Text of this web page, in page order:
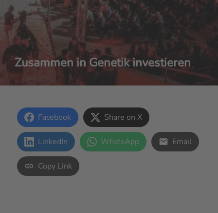
Zusammen in Genetik investieren
Facebook Share on X
LinkedIn WhatsApp Email
Copy Link